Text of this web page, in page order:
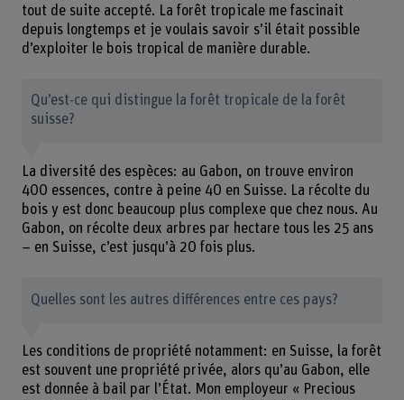
tout de suite accepté. La forêt tropicale me fascinait
depuis longtemps et je voulais savoir s’il était possible
d’exploiter le bois tropical de manière durable.
Qu’est-ce qui distingue la forêt tropicale de la forêt
suisse?
La diversité des espèces: au Gabon, on trouve environ
400 essences, contre à peine 40 en Suisse. La récolte du
bois y est donc beaucoup plus complexe que chez nous. Au
Gabon, on récolte deux arbres par hectare tous les 25 ans
– en Suisse, c’est jusqu’à 20 fois plus.
Quelles sont les autres différences entre ces pays?
Les conditions de propriété notamment: en Suisse, la forêt
est souvent une propriété privée, alors qu’au Gabon, elle
est donnée à bail par l’État. Mon employeur « Precious